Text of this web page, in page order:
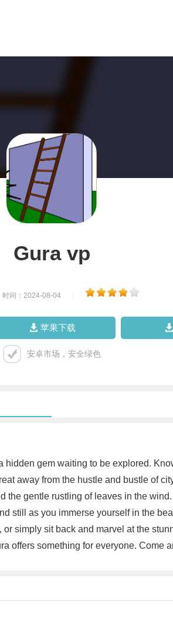
Gura vp
时间：2024-08-04
苹果下载
安卓市场，安全绿色
gem waiting to be explored.
away from the hustle and bustle of
gentle rustling of leaves in the
still as you immerse yourself in the
simply sit back and marvel at the
offers something for everyone. Come